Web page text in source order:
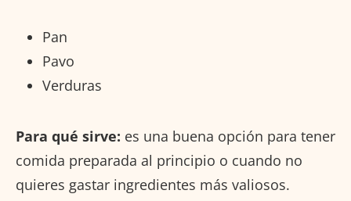
Pan
Pavo
Verduras
Para qué sirve: es una buena opción para tener
comida preparada al principio o cuando no
quieres gastar ingredientes más valiosos.